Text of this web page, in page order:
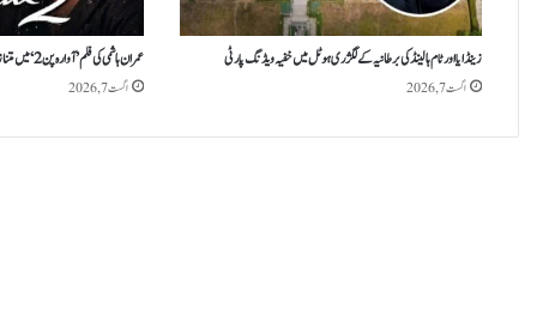
زینڈایا اور ٹام ہالینڈ کی برطانیہ کے لگژری ہوٹل میں خفیہ ویڈنگ پارٹی
اگست 7, 2026
عمران ہاشمی کی فلم ’آوارہ پن 2‘ میں متنازع مناظر پر سنسر بورڈ کی قینچی چل گئی
اگست 7, 2026